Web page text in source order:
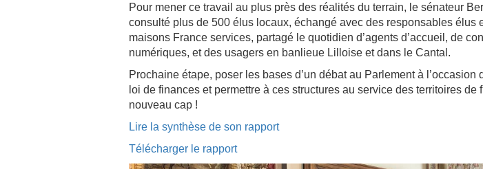
Pour mener ce travail au plus près des réalités du terrain, le sénateur
consulté plus de 500 élus locaux, échangé avec des responsables élus
maisons France services, partagé le quotidien d’agents d’accueil, de
numériques, et des usagers en banlieue Lilloise et dans le Cantal.
Prochaine étape, poser les bases d’un débat au Parlement à l’occasion
loi de finances et permettre à ces structures au service des territoires de
nouveau cap !
Lire la synthèse de son rapport
Télécharger le rapport